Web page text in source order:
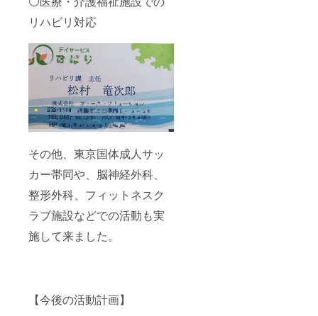
リハビリ対応
その他、東京国体成人サッ
カー帯同や、脳神経外科、
整形外科、フィットネスク
ラブ施設などでの活動も実
施して来ました。
【今後の活動計画】